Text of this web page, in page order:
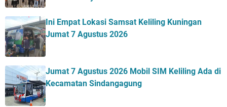
Ini Empat Lokasi Samsat Keliling Kuningan
Jumat 7 Agustus 2026
Jumat 7 Agustus 2026 Mobil SIM Keliling Ada di
Kecamatan Sindangagung